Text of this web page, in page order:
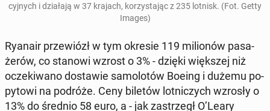
cyj­nych i dzia­ła­ją w 37 krajach, ko­rzy­sta­jąc z 235 lotnisk. (Fot. Getty
Images)
Ryanair prze­wiózł w tym okresie 119 mi­lio­nów pa­sa­
że­rów, co stanowi wzrost o 3% - dzięki więk­szej niż
ocze­ki­wa­no do­sta­wie sa­mo­lo­tów Boeing i dużemu po­
py­to­wi na podróże. Ceny biletów lot­ni­czych wzrosły o
13% do średnio 58 euro, a - jak za­strzegł O’Leary